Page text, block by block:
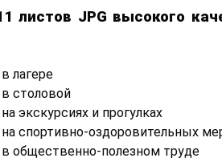
листов JPG высокого
лагере
столовой
экскурсиях и прогулках
спортивно-оздоровительных
общественно-полезном труде